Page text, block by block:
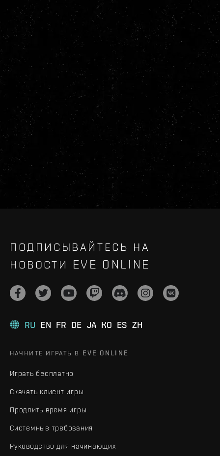
ПОДПИСЫВАЙТЕСЬ НА
НОВОСТИ EVE ONLINE
RU EN FR DE JA KO ES ZH
НАЧНИТЕ ИГРАТЬ В EVE ONLINE
Играть бесплатно
Скачать клиент игры
Продлить время игры
Системные требования
Руководство для начинающих